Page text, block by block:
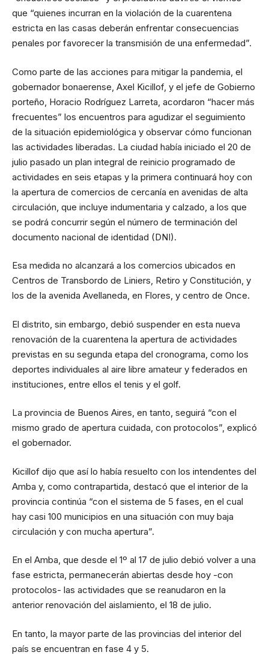
que “quienes incurran en la violación de la cuarentena
estricta en las casas deberán enfrentar consecuencias
penales por favorecer la transmisión de una enfermedad”.
Como parte de las acciones para mitigar la pandemia, el
gobernador bonaerense, Axel Kicillof, y el jefe de Gobierno
porteño, Horacio Rodríguez Larreta, acordaron “hacer más
frecuentes” los encuentros para agudizar el seguimiento
de la situación epidemiológica y observar cómo funcionan
las actividades liberadas. La ciudad había iniciado el 20 de
julio pasado un plan integral de reinicio programado de
actividades en seis etapas y la primera continuará hoy con
la apertura de comercios de cercanía en avenidas de alta
circulación, que incluye indumentaria y calzado, a los que
se podrá concurrir según el número de terminación del
documento nacional de identidad (DNI).
Esa medida no alcanzará a los comercios ubicados en
Centros de Transbordo de Liniers, Retiro y Constitución, y
los de la avenida Avellaneda, en Flores, y centro de Once.
El distrito, sin embargo, debió suspender en esta nueva
renovación de la cuarentena la apertura de actividades
previstas en su segunda etapa del cronograma, como los
deportes individuales al aire libre amateur y federados en
instituciones, entre ellos el tenis y el golf.
La provincia de Buenos Aires, en tanto, seguirá “con el
mismo grado de apertura cuidada, con protocolos”, explicó
el gobernador.
Kicillof dijo que así lo había resuelto con los intendentes del
Amba y, como contrapartida, destacó que el interior de la
provincia continúa “con el sistema de 5 fases, en el cual
hay casi 100 municipios en una situación con muy baja
circulación y con mucha apertura”.
En el Amba, que desde el 1º al 17 de julio debió volver a una
fase estricta, permanecerán abiertas desde hoy -con
protocolos- las actividades que se reanudaron en la
anterior renovación del aislamiento, el 18 de julio.
En tanto, la mayor parte de las provincias del interior del
país se encuentran en fase 4 y 5.